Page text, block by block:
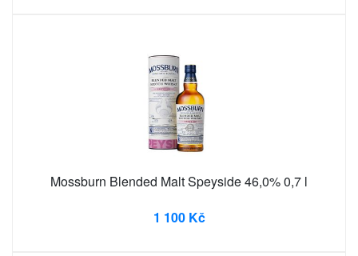
Mossburn Blended Malt Speyside 46,0% 0,7 l
1 100 Kč